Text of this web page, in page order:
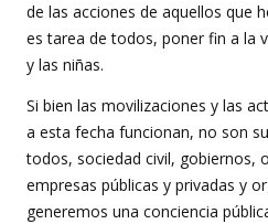
de las acciones de aquellos que
es tarea de todos, poner fin a la
y las niñas.
Si bien las movilizaciones y las
a esta fecha funcionan, no son
todos, sociedad civil, gobiernos,
empresas públicas y privadas y
generemos una conciencia